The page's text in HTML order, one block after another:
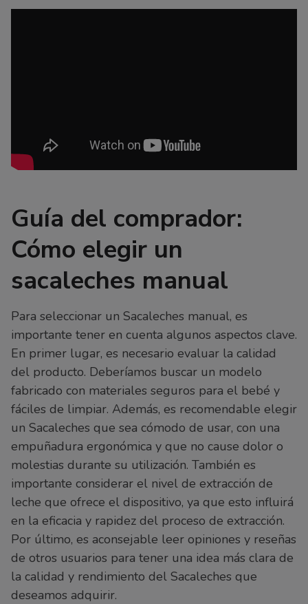
Guía del comprador:
Cómo elegir un
sacaleches manual
Para seleccionar un Sacaleches manual, es
importante tener en cuenta algunos aspectos clave.
En primer lugar, es necesario evaluar la calidad
del producto. Deberíamos buscar un modelo
fabricado con materiales seguros para el bebé y
fáciles de limpiar. Además, es recomendable elegir
un Sacaleches que sea cómodo de usar, con una
empuñadura ergonómica y que no cause dolor o
molestias durante su utilización. También es
importante considerar el nivel de extracción de
leche que ofrece el dispositivo, ya que esto influirá
en la eficacia y rapidez del proceso de extracción.
Por último, es aconsejable leer opiniones y reseñas
de otros usuarios para tener una idea más clara de
la calidad y rendimiento del Sacaleches que
deseamos adquirir.